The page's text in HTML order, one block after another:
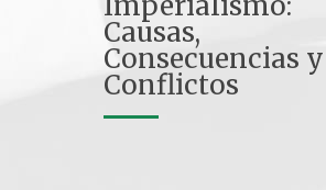
Causas,
Consecuencias y
Conflictos